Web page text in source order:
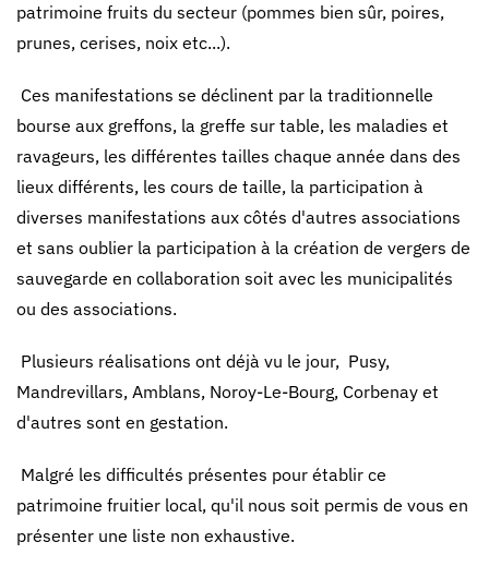
patrimoine fruits du secteur (pommes bien sûr, poires,
prunes, cerises, noix etc...).
Ces manifestations se déclinent par la traditionnelle
bourse aux greffons, la greffe sur table, les maladies et
ravageurs, les différentes tailles chaque année dans des
lieux différents, les cours de taille, la participation à
diverses manifestations aux côtés d'autres associations
et sans oublier la participation à la création de vergers de
sauvegarde en collaboration soit avec les municipalités
ou des associations.
Plusieurs réalisations ont déjà vu le jour, Pusy,
Mandrevillars, Amblans, Noroy-Le-Bourg, Corbenay et
d'autres sont en gestation.
Malgré les difficultés présentes pour établir ce
patrimoine fruitier local, qu'il nous soit permis de vous en
présenter une liste non exhaustive.